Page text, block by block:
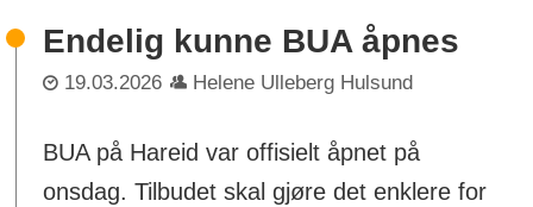
Endelig kunne BUA åpnes
19.03.2026 Helene Ulleberg Hulsund
BUA på Hareid var offisielt åpnet på
onsdag. Tilbudet skal gjøre det enklere for